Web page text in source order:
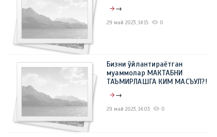
05 июнь 2023, 12:10
→
29 май 2023, 14:15 0
Бизни ўйлантираётган
муаммолар МАКТАБНИ
ТАЪМИРЛАШГА КИМ МАСЪУЛ?!
→
29 май 2023, 14:03 0